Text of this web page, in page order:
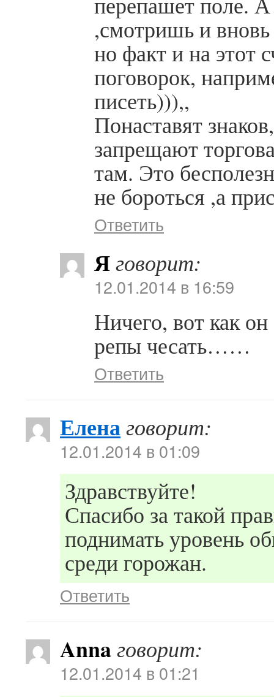
,смотришь и
но факт и на этот
поговорок,
писеть))),,
Понаставят
запрещают
там. Это
не бороться ,а
Ответить
Яговорит:
12.01.2014 в 16:59
Ничего, вот как он
репы чесать……
Ответить
Еленаговорит:
12.01.2014 в 01:09
Здравствуйте!
Спасибо за такой
поднимать уровень
среди горожан.
Ответить
Annaговорит:
12.01.2014 в 01:21